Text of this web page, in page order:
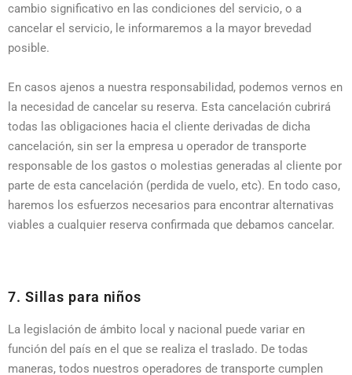
cambio significativo en las condiciones del servicio, o a
cancelar el servicio, le informaremos a la mayor brevedad
posible.
En casos ajenos a nuestra responsabilidad, podemos vernos en
la necesidad de cancelar su reserva. Esta cancelación cubrirá
todas las obligaciones hacia el cliente derivadas de dicha
cancelación, sin ser la empresa u operador de transporte
responsable de los gastos o molestias generadas al cliente por
parte de esta cancelación (perdida de vuelo, etc). En todo caso,
haremos los esfuerzos necesarios para encontrar alternativas
viables a cualquier reserva confirmada que debamos cancelar.
7. Sillas para niños
La legislación de ámbito local y nacional puede variar en
función del país en el que se realiza el traslado. De todas
maneras, todos nuestros operadores de transporte cumplen